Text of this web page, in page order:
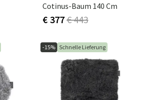
Cotinus-Baum 140 Cm
€ 377€ 443
-15% Schnelle Lieferung